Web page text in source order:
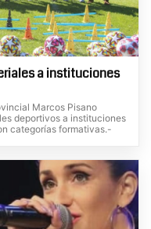
a instituciones
Marcos Pisano
deportivos a instituciones
categorías formativas.-